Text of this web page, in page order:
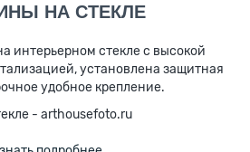
НА СТЕКЛЕ
интерьерном стекле с высокой
установлена защитная
удобное крепление.